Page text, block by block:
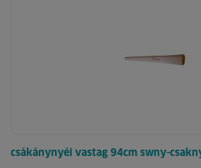
csákánynyél vastag 94cm swny-